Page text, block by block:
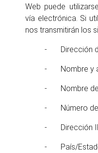
Web puede
vía electrónica. Si
nos transmitirán los
- Dirección
- Nombre y
- Nombre de
- Número de
- Dirección
- País/